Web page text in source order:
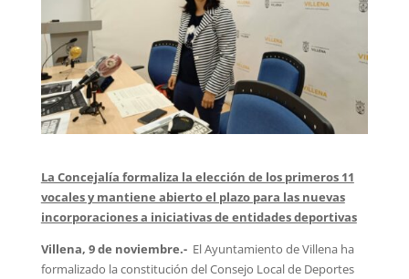
La Concejalía formaliza la elección de los primeros 11
vocales y mantiene abierto el plazo para las nuevas
incorporaciones a iniciativas de entidades deportivas
Villena, 9 de noviembre.- El Ayuntamiento de Villena ha
formalizado la constitución del Consejo Local de Deportes